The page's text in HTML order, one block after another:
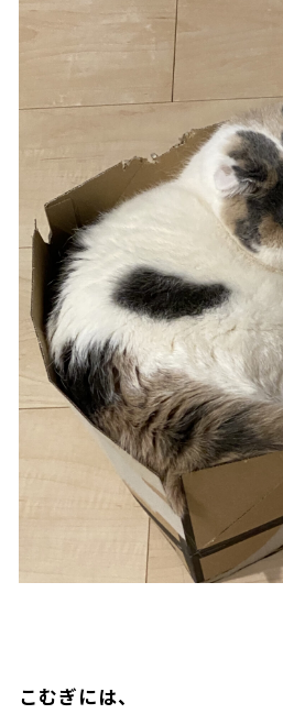
こむぎには、
NYAWLOAD